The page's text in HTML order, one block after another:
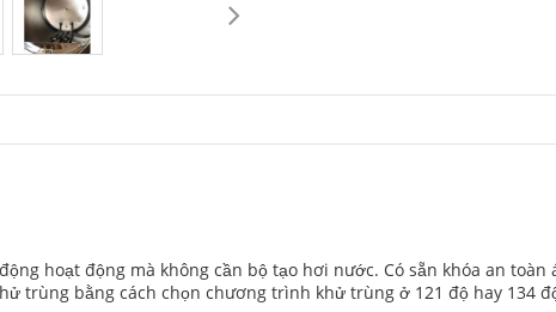
động hoạt động mà không cần bộ tạo hơi nước. Có sẵn khóa an
trùng bằng cách chọn chương trình khử trùng ở 121 độ hay 134